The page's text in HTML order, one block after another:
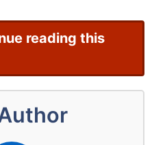
فارسی
reading this